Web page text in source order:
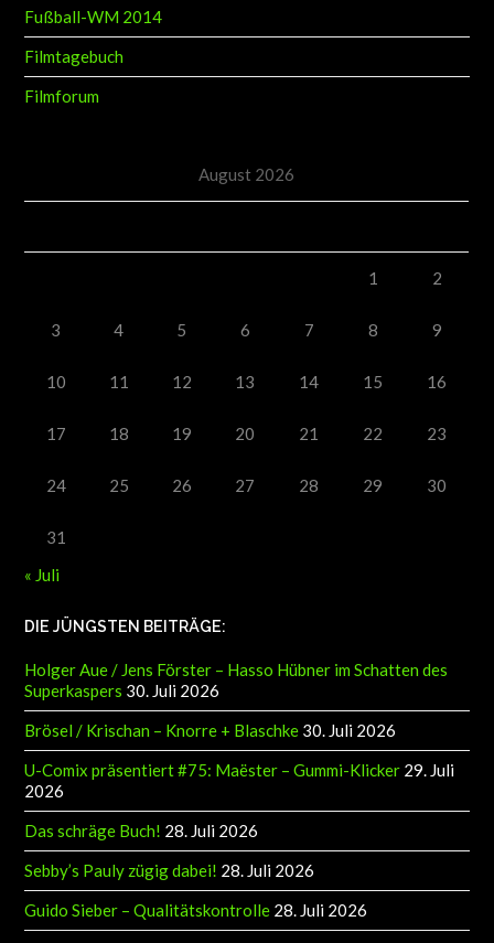
Fußball-WM 2014
Filmtagebuch
Filmforum
August 2026
1 2
3 4 5 6 7 8 9
10 11 12 13 14 15 16
17 18 19 20 21 22 23
24 25 26 27 28 29 30
31
« Juli
DIE JÜNGSTEN BEITRÄGE:
Holger Aue / Jens Förster – Hasso Hübner im Schatten des
Superkaspers 30. Juli 2026
Brösel / Krischan – Knorre + Blaschke 30. Juli 2026
U-Comix präsentiert #75: Maëster – Gummi-Klicker 29. Juli
2026
Das schräge Buch! 28. Juli 2026
Sebby’s Pauly zügig dabei! 28. Juli 2026
Guido Sieber – Qualitätskontrolle 28. Juli 2026